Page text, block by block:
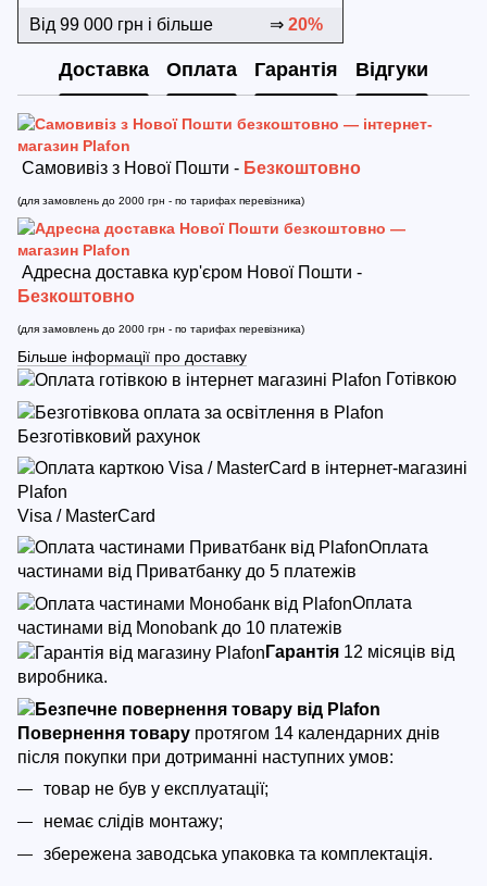
Від 99 000 грн і більше
⇒ 20%
Доставка Оплата Гарантія Відгуки
Самовивіз з Нової Пошти - Безкоштовно
(для замовлень до 2000 грн - по тарифах перевізника)
Адресна доставка кур'єром Нової Пошти -
Безкоштовно
(для замовлень до 2000 грн - по тарифах перевізника)
Більше інформації про доставку
Готівкою
Безготівковий рахунок
Visa / MasterCard
Оплата
частинами від Приватбанку до 5 платежів
Оплата
частинами від Monobank до 10 платежів
Гарантія 12 місяців від
виробника.
Повернення товару протягом 14 календарних днів
після покупки при дотриманні наступних умов:
товар не був у експлуатації;
немає слідів монтажу;
збережена заводська упаковка та комплектація.